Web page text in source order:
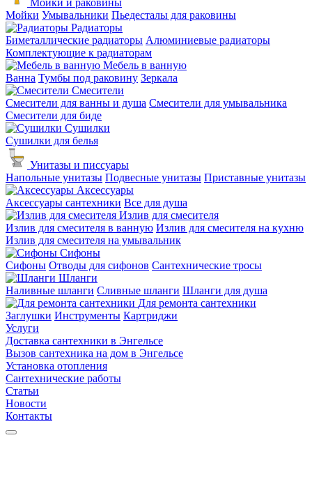
Мойки и раковины
Мойки Умывальники Пьедесталы для раковины
Радиаторы
Биметаллические радиаторы Алюминиевые радиаторы
Комплектующие к радиаторам
Мебель в ванную
Ванна Тумбы под раковину Зеркала
Смесители
Смесители для ванны и душа Смесители для умывальника
Смесители для биде
Сушилки
Сушилки для белья
Унитазы и писсуары
Напольные унитазы Подвесные унитазы Приставные унитазы
Аксессуары
Аксессуары сантехники Все для душа
Излив для смесителя
Излив для смесителя в ванную Излив для смесителя на кухню
Излив для смесителя на умывальник
Сифоны
Сифоны Отводы для сифонов Сантехнические тросы
Шланги
Наливные шланги Сливные шланги Шланги для душа
Для ремонта сантехники
Заглушки Инструменты Картриджи
Услуги
Доставка сантехники в Энгельсе
Вызов сантехника на дом в Энгельсе
Установка отопления
Сантехнические работы
Статьи
Новости
Контакты